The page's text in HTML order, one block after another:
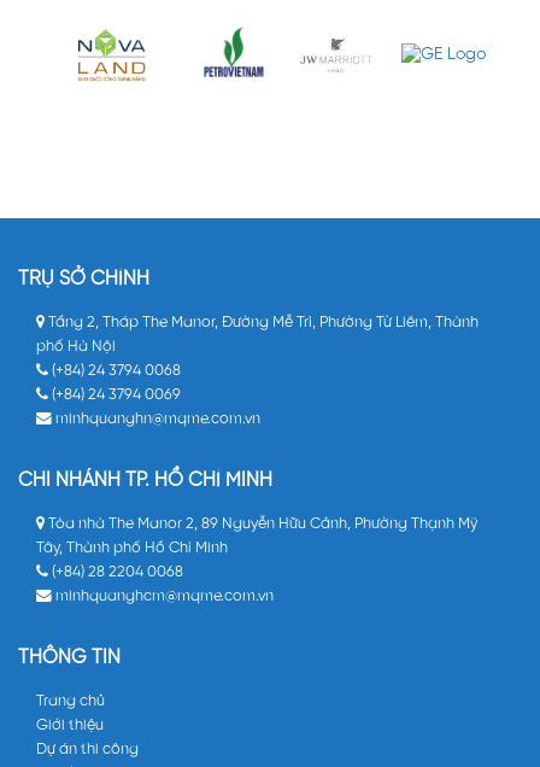
TRỤ SỞ CHÍNH
Tầng 2, Tháp The Manor, Đường Mễ Trì, Phường Từ Liêm, Thành
phố Hà Nội
(+84) 24 3794 0068
(+84) 24 3794 0069
minhquanghn@mqme.com.vn
CHI NHÁNH TP. HỒ CHÍ MINH
Tòa nhà The Manor 2, 89 Nguyễn Hữu Cảnh, Phường Thạnh Mỹ
Tây, Thành phố Hồ Chí Minh
(+84) 28 2204 0068
minhquanghcm@mqme.com.vn
THÔNG TIN
Trang chủ
Giới thiệu
Dự án thi công